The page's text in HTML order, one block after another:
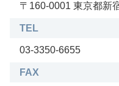
〒160-0001 東京都新
TEL
03-3350-6655
FAX